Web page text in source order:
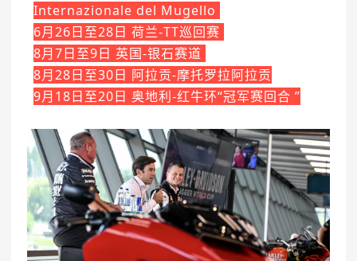
Internazionale del Mugello
6月26日至28日荷兰-TT巡回赛
8月7日至9日 英国-银石赛道
8月28日至30日 阿拉贡-摩托罗拉阿拉贡
9月18日至20日 奥地利-红牛环“冠军赛回合”